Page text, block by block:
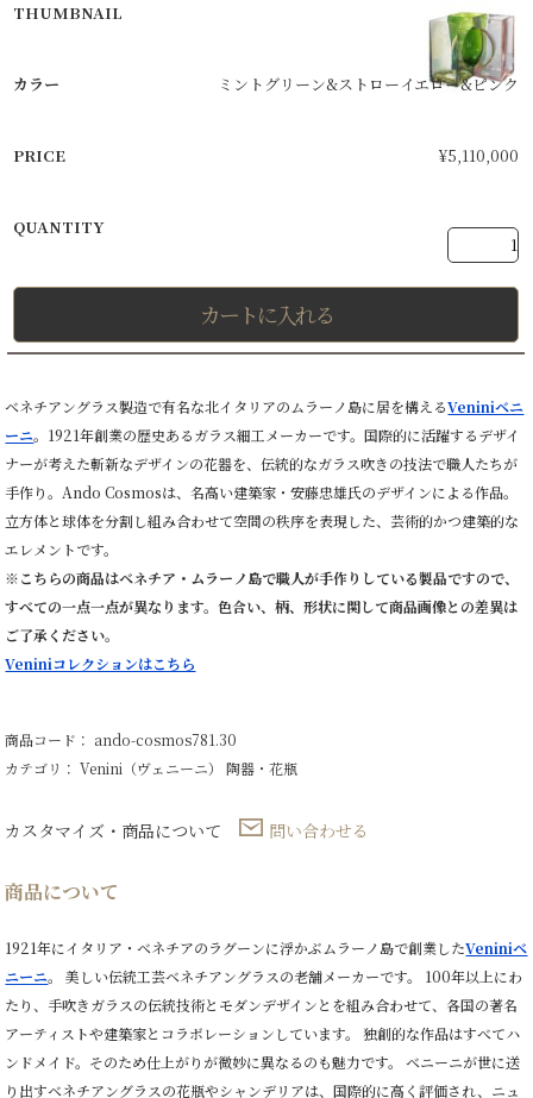
ミントグリーン&ストローイエロー&ピンク
¥5,110,000
カートに入れる
ベネチアングラス製造で有名な北イタリアのムラーノ島に居を構えるVeniniベニ
ーニ。1921年創業の歴史あるガラス細工メーカーです。国際的に活躍するデザイ
ナーが考えた斬新なデザインの花器を、伝統的なガラス吹きの技法で職人たちが
手作り。Ando Cosmosは、名高い建築家・安藤忠雄氏のデザインによる作品。
立方体と球体を分割し組み合わせて空間の秩序を表現した、芸術的かつ建築的な
エレメントです。
※こちらの商品はベネチア・ムラーノ島で職人が手作りしている製品ですので、
すべての一点一点が異なります。色合い、柄、形状に関して商品画像との差異は
ご了承ください。
Veniniコレクションはこちら
商品コード： ando-cosmos781.30
カテゴリ：Venini（ヴェニーニ） 陶器・花瓶
カスタマイズ・商品について 問い合わせる
商品について
1921年にイタリア・ベネチアのラグーンに浮かぶムラーノ島で創業したVeniniベ
ニーニ。 美しい伝統工芸ベネチアングラスの老舗メーカーです。 100年以上にわ
たり、手吹きガラスの伝統技術とモダンデザインとを組み合わせて、各国の著名
アーティストや建築家とコラボレーションしています。 独創的な作品はすべてハ
ンドメイド。そのため仕上がりが微妙に異なるのも魅力です。 ベニーニが世に送
り出すベネチアングラスの花瓶やシャンデリアは、国際的に高く評価され、ニュ